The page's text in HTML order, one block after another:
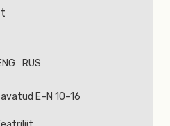
RUS
E–N 10–16